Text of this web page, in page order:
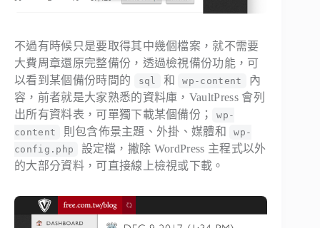
不過有時候只是要取得其中幾個檔案，就不需要
大費周章還原完整備份，透過檢視備份功能，可
以看到某個備份時間的
sql 和 wp-content
內
容，前者就是大家熟悉的資料庫，VaultPress 會列
出所有資料表，可單獨下載某個備份；
wp-
content
則包含佈景主題、外掛、媒體和
wp-
config.php
設定檔，撇除 WordPress 主程式以外
的大部分資料，可直接線上檢視或下載。